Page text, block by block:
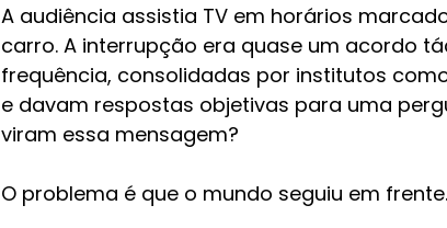
A audiência assistia TV em horários
carro. A interrupção era quase um acordo
frequência, consolidadas por institutos
e davam respostas objetivas para uma
viram essa mensagem?
O problema é que o mundo seguiu em frente.